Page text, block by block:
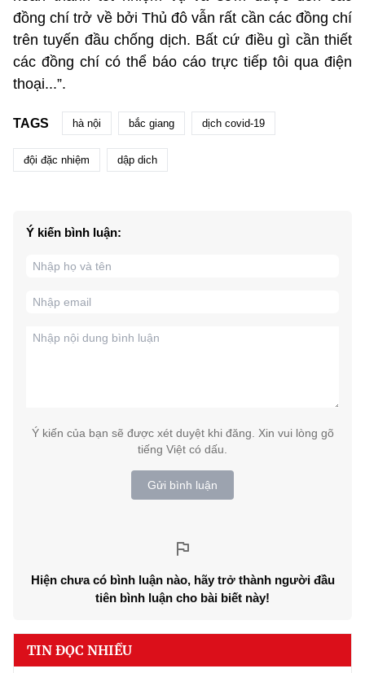
đồng chí trở về bởi Thủ đô vẫn rất cần các đồng chí
trên tuyến đầu chống dịch. Bất cứ điều gì cần thiết
các đồng chí có thể báo cáo trực tiếp tôi qua điện
thoại...”.
TAGS hà nội bắc giang dịch covid-19
đội đặc nhiệm dập dich
Ý kiến bình luận:
Ý kiến của bạn sẽ được xét duyệt khi đăng. Xin vui lòng gõ
tiếng Việt có dấu.
Gửi bình luận
Hiện chưa có bình luận nào, hãy trở thành người đầu
tiên bình luận cho bài biết này!
TIN ĐỌC NHIỀU